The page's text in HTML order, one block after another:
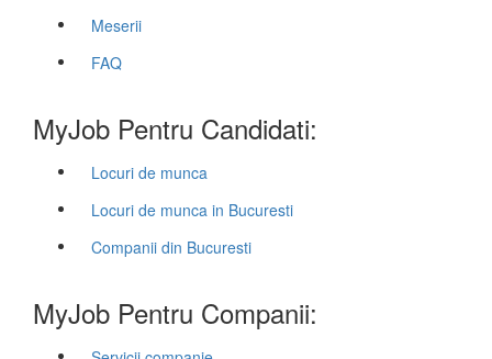
Meserii
FAQ
MyJob Pentru Candidati:
Locuri de munca
Locuri de munca in Bucuresti
Companii din Bucuresti
MyJob Pentru Companii: